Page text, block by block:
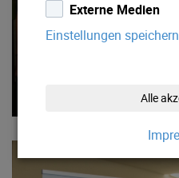
Strom
Externe Medien
Einstellungen speichern
Alle